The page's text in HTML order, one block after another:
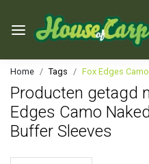
Home Tags Fox Edges
Producten getagd
Edges Camo
Buffer Sleeves